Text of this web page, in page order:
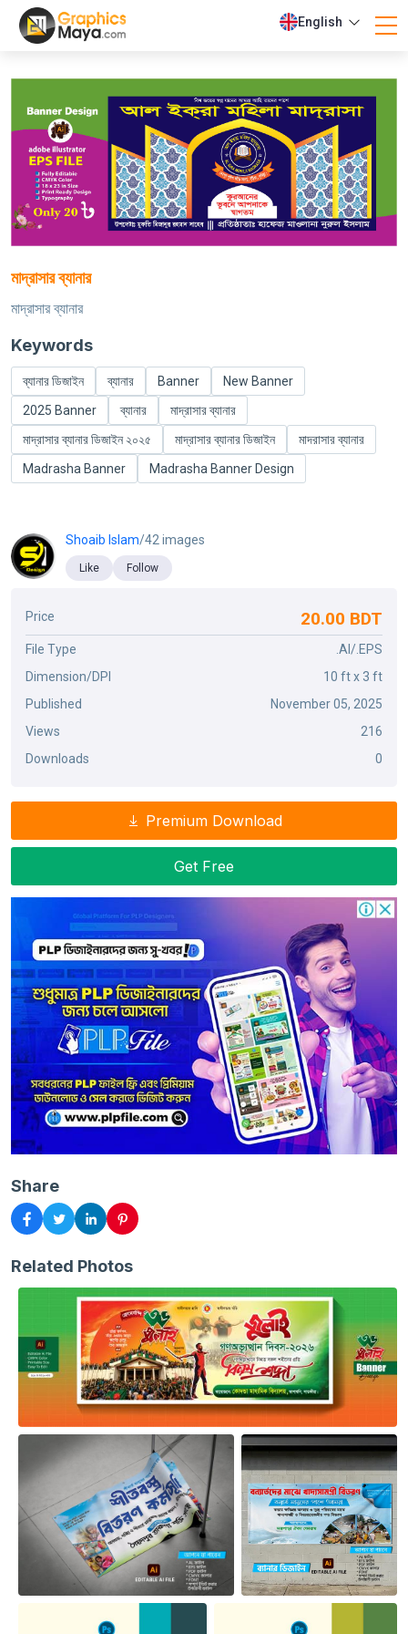
English
মাদ্রাসার ব্যানার
মাদ্রাসার ব্যানার
Keywords
ব্যানার ডিজাইন ব্যানার Banner
New Banner
2025 Banner
ব্যানার
মাদ্রাসার ব্যানার
মাদ্রাসার ব্যানার ডিজাইন ২০২৫
মাদ্রাসার ব্যানার ডিজাইন
মাদরাসার ব্যানার
Madrasha Banner
Madrasha Banner Design
Shoaib Islam/42 images
Like Follow
Price 20.00 BDT
File Type
.AI/.EPS
Dimension/DPI
10 ft x 3 ft
Published
November 05, 2025
Views
216
Downloads
0
Premium Download
Get Free
Share
Related Photos